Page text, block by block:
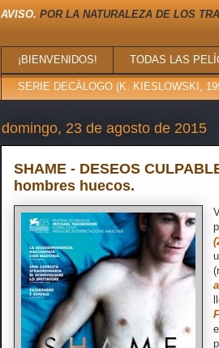
AVISO. POR LA NATURALEZA DE LOS
¡BIENVENIDOS! TODAS LAS
SERIE DECÁLOGO (K. KIESLOWSKI,
domingo, 23 de agosto de 2015
SHAME - DESEOS
hombres huecos.